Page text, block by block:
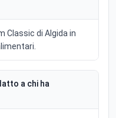
Classic di Algida in
a chi ha